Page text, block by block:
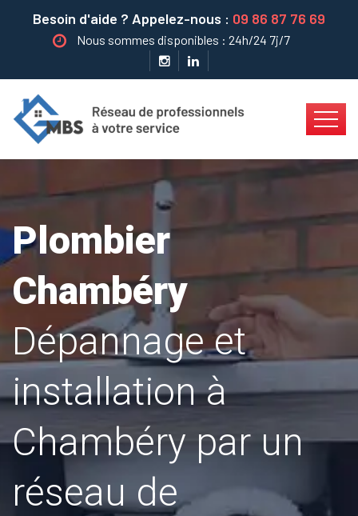
Besoin d'aide ? Appelez-nous : 09 86 87 76 69
Nous sommes disponibles : 24h/24 7j/7
Plombier
Chambéry
Dépannage et
installation à
Chambéry par un
réseau de